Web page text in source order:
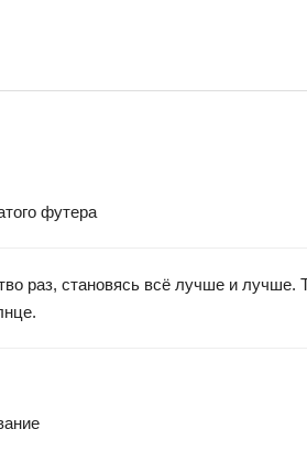
футера
раз, становясь всё лучше и лучше.